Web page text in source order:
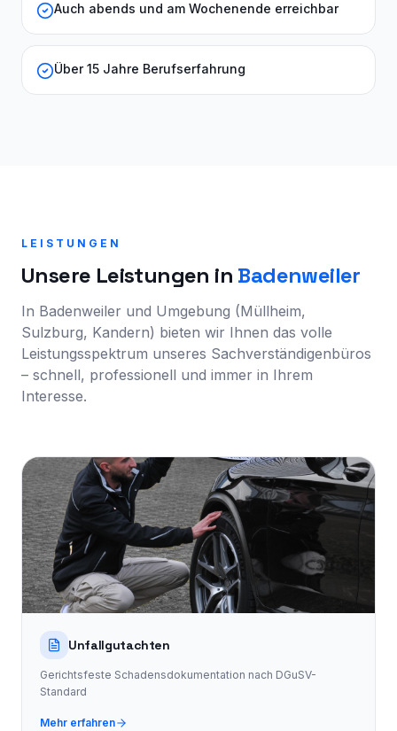
Auch abends und am Wochenende erreichbar
Über 15 Jahre Berufserfahrung
LEISTUNGEN
Unsere Leistungen in Badenweiler
In Badenweiler und Umgebung (Müllheim,
Sulzburg, Kandern) bieten wir Ihnen das volle
Leistungsspektrum unseres Sachverständigenbüros
– schnell, professionell und immer in Ihrem
Interesse.
Unfallgutachten
Gerichtsfeste Schadensdokumentation nach DGuSV-
Standard
Mehr erfahren